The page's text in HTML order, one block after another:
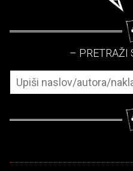
– PRETRAŽI